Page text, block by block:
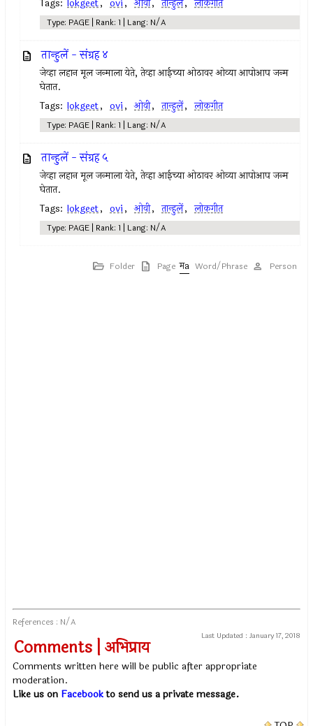
Tags: lokgeet, ovi, ओवी, तान्हुलें, लोकगीत
Type: PAGE | Rank: 1 | Lang: N/A
तान्हुलें - संग्रह ४
जेव्हा लहान मूल जन्माला येते, तेव्हा आईच्या ओठावर ओव्या आपोआप जन्म
घेतात.
Tags: lokgeet, ovi, ओवी, तान्हुलें, लोकगीत
Type: PAGE | Rank: 1 | Lang: N/A
तान्हुलें - संग्रह ५
जेव्हा लहान मूल जन्माला येते, तेव्हा आईच्या ओठावर ओव्या आपोआप जन्म
घेतात.
Tags: lokgeet, ovi, ओवी, तान्हुलें, लोकगीत
Type: PAGE | Rank: 1 | Lang: N/A
Folder Page Word/Phrase Person
References : N/A
Last Updated : January 17, 2018
Comments | अभिप्राय
Comments written here will be public after appropriate
moderation.
Like us on Facebookto send us a private message.